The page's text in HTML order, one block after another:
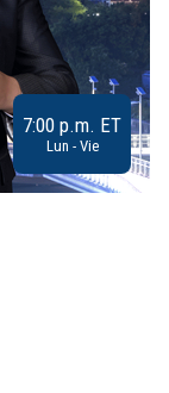
7:00 p.m. ET
Lun - Vie